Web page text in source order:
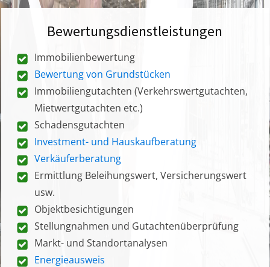
Bewertungsdienstleistungen
Immobilienbewertung
Bewertung von Grundstücken
Immobiliengutachten (Verkehrswertgutachten,
Mietwertgutachten etc.)
Schadensgutachten
Investment- und Hauskaufberatung
Verkäuferberatung
Ermittlung Beleihungswert, Versicherungswert
usw.
Objektbesichtigungen
Stellungnahmen und Gutachtenüberprüfung
Markt- und Standortanalysen
Energieausweis